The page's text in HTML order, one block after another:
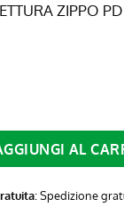
attuale
ZIPPO
ZIPPO PD
AL
: Spedizione